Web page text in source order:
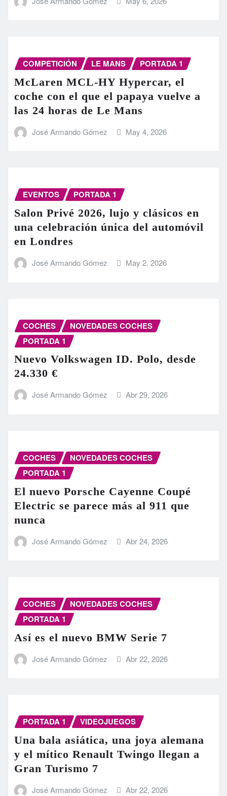
COMPETICIÓN LE MANS PORTADA 1
McLaren MCL-HY Hypercar, el
coche con el que el papaya vuelve a
las 24 horas de Le Mans
José Armando Gómez May 4, 2026
EVENTOS PORTADA 1
Salon Privé 2026, lujo y clásicos en
una celebración única del automóvil
en Londres
José Armando Gómez May 2, 2026
COCHES
NOVEDADES COCHES
PORTADA 1
Nuevo Volkswagen ID. Polo, desde
24.330 €
José Armando Gómez Abr 29, 2026
COCHES
NOVEDADES COCHES
PORTADA 1
El nuevo Porsche Cayenne Coupé
Electric se parece más al 911 que
nunca
José Armando Gómez Abr 24, 2026
COCHES
NOVEDADES COCHES
PORTADA 1
Así es el nuevo BMW Serie 7
José Armando Gómez Abr 22, 2026
PORTADA 1 VIDEOJUEGOS
Una bala asiática, una joya alemana
y el mítico Renault Twingo llegan a
Gran Turismo 7
José Armando Gómez Abr 22, 2026